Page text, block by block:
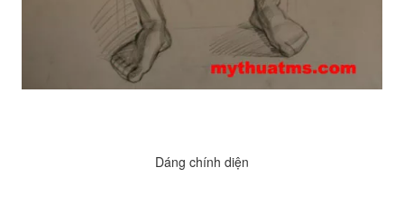
Dáng chính diện